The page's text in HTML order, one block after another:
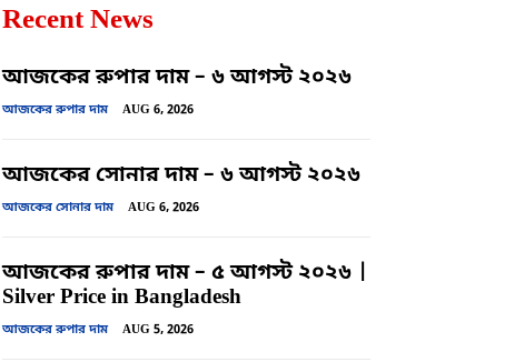
Recent News
আজকের রুপার দাম – ৬ আগস্ট ২০২৬
আজকের রুপার দাম AUG 6, 2026
আজকের সোনার দাম – ৬ আগস্ট ২০২৬
আজকের সোনার দাম AUG 6, 2026
আজকের রুপার দাম – ৫ আগস্ট ২০২৬ |
Silver Price in Bangladesh
আজকের রুপার দাম AUG 5, 2026